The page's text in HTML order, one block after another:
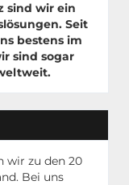
sind wir ein
Seit
bestens im
sind sogar
wir zu den 20
Bei uns